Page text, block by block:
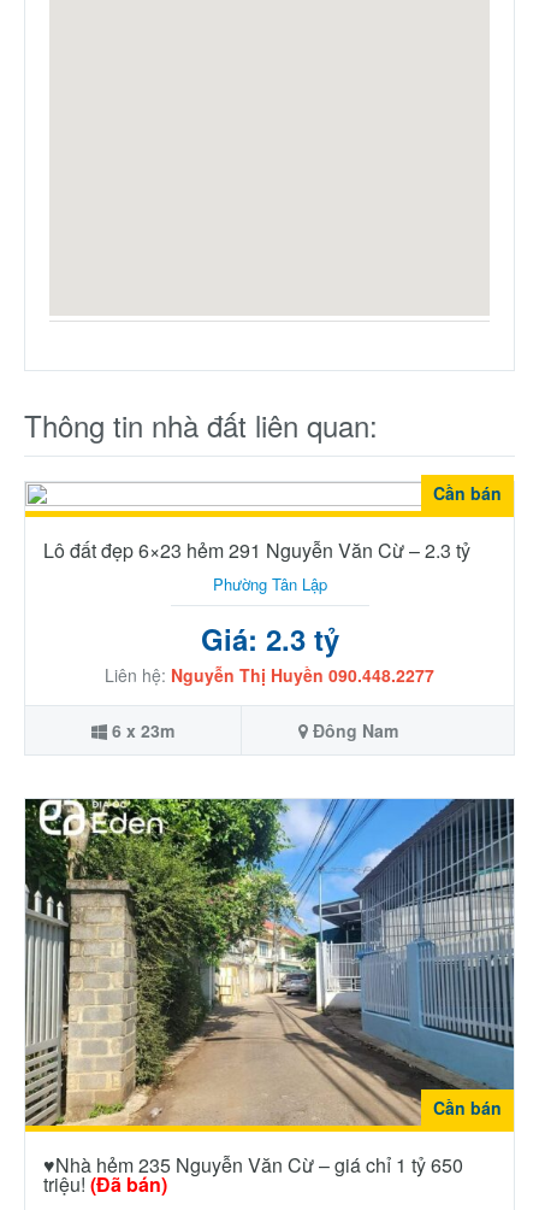
Thông tin nhà đất liên quan:
Cần bán
Lô đất đẹp 6×23 hẻm 291 Nguyễn Văn Cừ – 2.3 tỷ
Phường Tân Lập
Giá: 2.3 tỷ
Liên hệ: Nguyễn Thị Huyền 090.448.2277
6 x 23m Đông Nam
Cần bán
♥️Nhà hẻm 235 Nguyễn Văn Cừ – giá chỉ 1 tỷ 650
triệu! (Đã bán)